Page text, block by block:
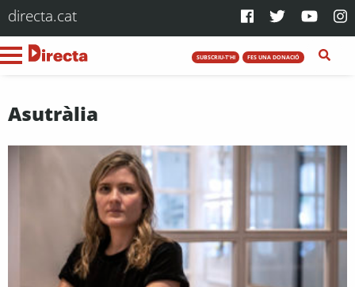
directa.cat
SUBSCRIU-T'HI FES UNA DONACIÓ
Asutràlia